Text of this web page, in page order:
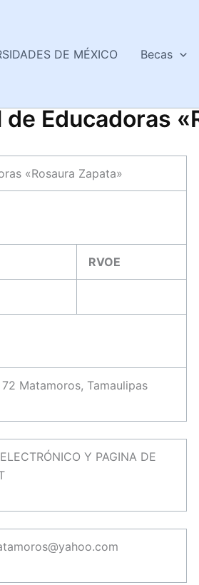
DE MÉXICO Becas
Educadoras
«Rosaura Zapata»
RVOE
Matamoros, Tamaulipas
Y PAGINA DE